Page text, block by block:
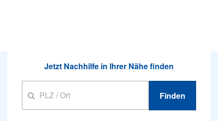
Jetzt Nachhilfe in Ihrer Nähe finden
Finden